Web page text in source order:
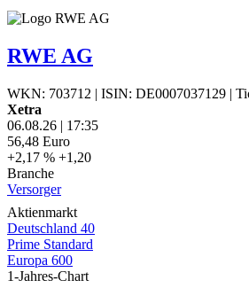
RWE AG
WKN: 703712 | ISIN: DE0007037129 |
Xetra
06.08.26 | 17:35
56,48 Euro
+2,17 % +1,20
Branche
Versorger
Aktienmarkt
Deutschland 40
Prime Standard
Europa 600
1-Jahres-Chart